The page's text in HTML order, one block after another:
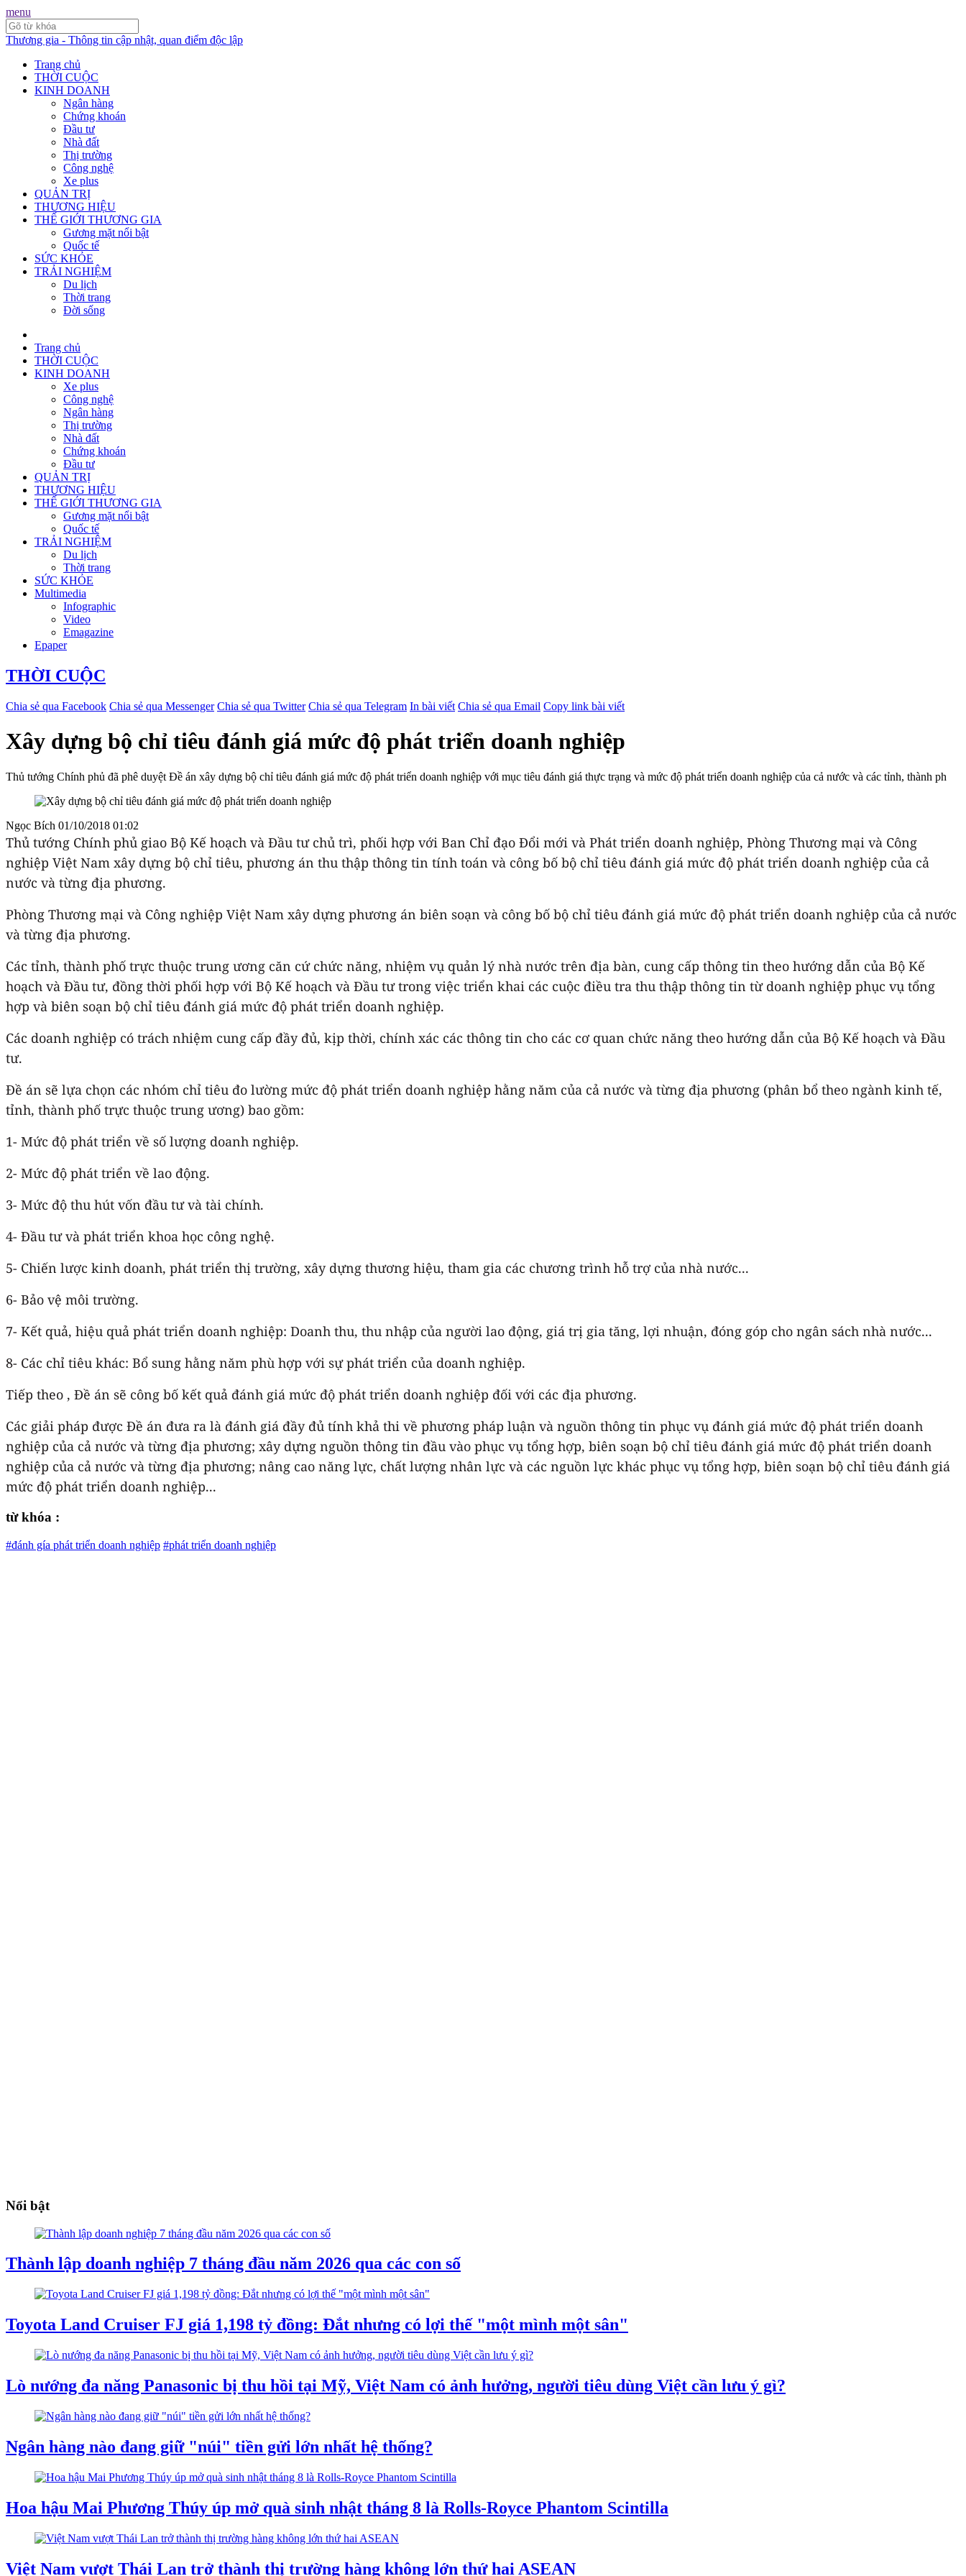
menu
Thương gia - Thông tin cập nhật, quan điểm độc lập
Trang chủ
THỜI CUỘC
KINH DOANH
Ngân hàng
Chứng khoán
Đầu tư
Nhà đất
Thị trường
Công nghệ
Xe plus
QUẢN TRỊ
THƯƠNG HIỆU
THẾ GIỚI THƯƠNG GIA
Gương mặt nổi bật
Quốc tế
SỨC KHỎE
TRẢI NGHIỆM
Du lịch
Thời trang
Đời sống
Trang chủ
THỜI CUỘC
KINH DOANH
Xe plus
Công nghệ
Ngân hàng
Thị trường
Nhà đất
Chứng khoán
Đầu tư
QUẢN TRỊ
THƯƠNG HIỆU
THẾ GIỚI THƯƠNG GIA
Gương mặt nổi bật
Quốc tế
TRẢI NGHIỆM
Du lịch
Thời trang
SỨC KHỎE
Multimedia
Infographic
Video
Emagazine
Epaper
THỜI CUỘC
Chia sẻ qua Facebook Chia sẻ qua Messenger Chia sẻ qua Twitter Chia sẻ qua Telegram In bài viết Chia sẻ qua Email Copy link bài viết
Xây dựng bộ chỉ tiêu đánh giá mức độ phát triển doanh nghiệp
Thủ tướng Chính phủ đã phê duyệt Đề án xây dựng bộ chỉ tiêu đánh giá mức độ phát triển doanh nghiệp với mục tiêu đánh giá thực trạng và mức độ phát triển doanh nghiệp của cả nước và các tỉnh, thành ph
Ngọc Bích 01/10/2018 01:02
Thủ tướng Chính phủ giao Bộ Kế hoạch và Đầu tư chủ trì, phối hợp với Ban Chỉ đạo Đổi mới và Phát triển doanh nghiệp, Phòng Thương mại và Công
nghiệp Việt Nam xây dựng bộ chỉ tiêu, phương án thu thập thông tin tính toán và công bố bộ chỉ tiêu đánh giá mức độ phát triển doanh nghiệp của cả
nước và từng địa phương.
Phòng Thương mại và Công nghiệp Việt Nam xây dựng phương án biên soạn và công bố bộ chỉ tiêu đánh giá mức độ phát triển doanh nghiệp của cả nước
và từng địa phương.
Các tỉnh, thành phố trực thuộc trung ương căn cứ chức năng, nhiệm vụ quản lý nhà nước trên địa bàn, cung cấp thông tin theo hướng dẫn của Bộ Kế
hoạch và Đầu tư, đồng thời phối hợp với Bộ Kế hoạch và Đầu tư trong việc triển khai các cuộc điều tra thu thập thông tin từ doanh nghiệp phục vụ tổng
hợp và biên soạn bộ chỉ tiêu đánh giá mức độ phát triển doanh nghiệp.
Các doanh nghiệp có trách nhiệm cung cấp đầy đủ, kịp thời, chính xác các thông tin cho các cơ quan chức năng theo hướng dẫn của Bộ Kế hoạch và Đầu
tư.
Đề án sẽ lựa chọn các nhóm chỉ tiêu đo lường mức độ phát triển doanh nghiệp hằng năm của cả nước và từng địa phương (phân bổ theo ngành kinh tế,
tỉnh, thành phố trực thuộc trung ương) bao gồm:
1- Mức độ phát triển về số lượng doanh nghiệp.
2- Mức độ phát triển về lao động.
3- Mức độ thu hút vốn đầu tư và tài chính.
4- Đầu tư và phát triển khoa học công nghệ.
5- Chiến lược kinh doanh, phát triển thị trường, xây dựng thương hiệu, tham gia các chương trình hỗ trợ của nhà nước...
6- Bảo vệ môi trường.
7- Kết quả, hiệu quả phát triển doanh nghiệp: Doanh thu, thu nhập của người lao động, giá trị gia tăng, lợi nhuận, đóng góp cho ngân sách nhà nước...
8- Các chỉ tiêu khác: Bổ sung hằng năm phù hợp với sự phát triển của doanh nghiệp.
Tiếp theo , Đề án sẽ công bố kết quả đánh giá mức độ phát triển doanh nghiệp đối với các địa phương.
Các giải pháp được Đề án đưa ra là đánh giá đầy đủ tính khả thi về phương pháp luận và nguồn thông tin phục vụ đánh giá mức độ phát triển doanh
nghiệp của cả nước và từng địa phương; xây dựng nguồn thông tin đầu vào phục vụ tổng hợp, biên soạn bộ chỉ tiêu đánh giá mức độ phát triển doanh
nghiệp của cả nước và từng địa phương; nâng cao năng lực, chất lượng nhân lực và các nguồn lực khác phục vụ tổng hợp, biên soạn bộ chỉ tiêu đánh giá
mức độ phát triển doanh nghiệp...
từ khóa :
#đánh gía phát triển doanh nghiệp #phát triển doanh nghiệp
Nổi bật
Thành lập doanh nghiệp 7 tháng đầu năm 2026 qua các con số
Toyota Land Cruiser FJ giá 1,198 tỷ đồng: Đắt nhưng có lợi thế "một mình một sân"
Lò nướng đa năng Panasonic bị thu hồi tại Mỹ, Việt Nam có ảnh hưởng, người tiêu dùng Việt cần lưu ý gì?
Ngân hàng nào đang giữ "núi" tiền gửi lớn nhất hệ thống?
Hoa hậu Mai Phương Thúy úp mở quà sinh nhật tháng 8 là Rolls-Royce Phantom Scintilla
Việt Nam vượt Thái Lan trở thành thị trường hàng không lớn thứ hai ASEAN